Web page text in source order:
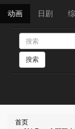
动画 日剧
搜索
首页